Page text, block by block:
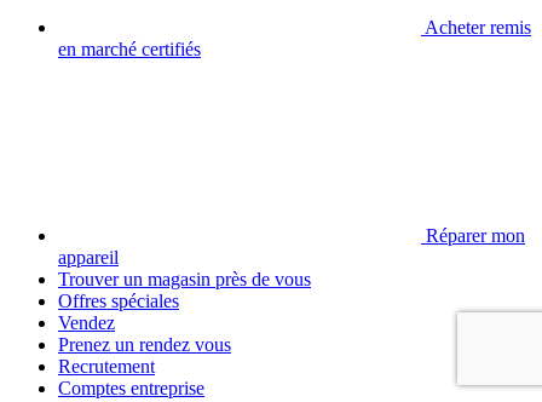
Acheter remis
en marché certifiés
Réparer mon
appareil
Trouver un magasin près de vous
Offres spéciales
Vendez
Prenez un rendez vous
Recrutement
Comptes entreprise